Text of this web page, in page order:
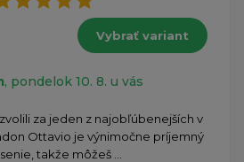
Vybrať variant
, pondelok 10. 8. u vás
za jeden z najobľúbenejších v
Ottavio je výnimočne príjemný
takže môžeš ...